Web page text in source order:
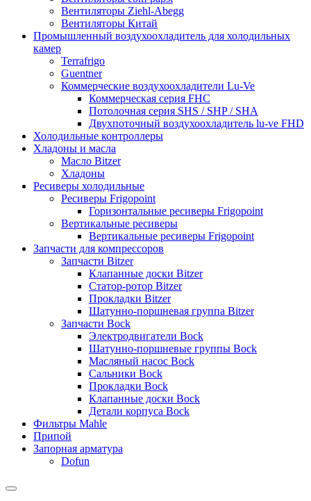
Вентиляторы Ziehl-Abegg
Вентиляторы Китай
Промышленный воздухоохладитель для холодильных
камер
Terrafrigo
Guentner
Коммерческие воздухоохладители Lu-Ve
Коммерческая серия FHC
Потолочная серия SHS / SHP / SHA
Двухпоточный воздухоохладитель lu-ve FHD
Холодильные контроллеры
Хладоны и масла
Масло Bitzer
Хладоны
Ресиверы холодильные
Ресиверы Frigopoint
Горизонтальные ресиверы Frigopoint
Вертикальные ресиверы
Вертикальные ресиверы Frigopoint
Запчасти для компрессоров
Запчасти Bitzer
Клапанные доски Bitzer
Статор-ротор Bitzer
Прокладки Bitzer
Шатунно-поршневая группа Bitzer
Запчасти Bock
Электродвигатели Bock
Шатунно-поршневые группы Bock
Масляный насос Bock
Сальники Bock
Прокладки Bock
Клапанные доски Bock
Детали корпуса Bock
Фильтры Mahle
Припой
Запорная арматура
Dofun